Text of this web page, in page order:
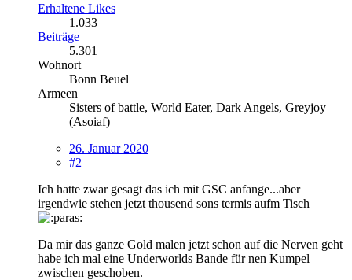
Erhaltene Likes
1.033
Beiträge
5.301
Wohnort
Bonn Beuel
Armeen
Sisters of battle, World Eater, Dark Angels, Greyjoy
(Asoiaf)
26. Januar 2020
#2
Ich hatte zwar gesagt das ich mit GSC anfange...aber
irgendwie stehen jetzt thousend sons termis aufm Tisch
Da mir das ganze Gold malen jetzt schon auf die Nerven geht
habe ich mal eine Underworlds Bande für nen Kumpel
zwischen geschoben.